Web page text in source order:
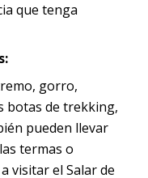
que tenga
gorro,
botas de trekking,
pueden llevar
termas o
visitar el Salar de